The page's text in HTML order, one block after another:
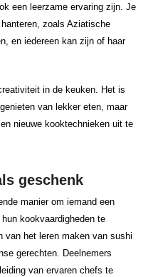
een leerzame ervaring zijn. Je
zoals Aziatische
en iedereen kan zijn of haar
in de keuken. Het is
van lekker eten, maar
nieuwe kooktechnieken uit te
geschenk
manier om iemand een
kookvaardigheden te
van het leren maken van sushi
gerechten. Deelnemers
van ervaren chefs te